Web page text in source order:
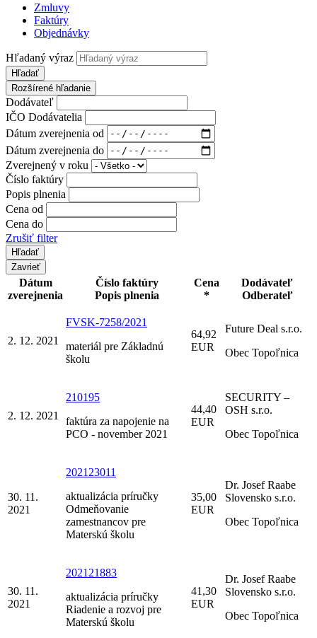
Zmluvy
Faktúry
Objednávky
Hľadaný výraz
Hľadať
Rozšírené hľadanie
Dodávateľ
IČO Dodávatelia
Dátum zverejnenia od
Dátum zverejnenia do
Zverejnený v roku
Číslo faktúry
Popis plnenia
Cena od
Cena do
Zrušiť filter
Zavrieť
Dátum
zverejnenia
Číslo faktúry
Popis plnenia
Cena
*
Dodávateľ
Odberateľ
2. 12. 2021
FVSK-7258/2021
materiál pre Základnú
školu
64,92
EUR
Future Deal s.r.o.
Obec Topoľnica
2. 12. 2021
210195
faktúra za napojenie na
PCO - november 2021
44,40
EUR
SECURITY –
OSH s.r.o.
Obec Topoľnica
30. 11.
2021
202123011
aktualizácia príručky
Odmeňovanie
zamestnancov pre
Materskú školu
35,00
EUR
Dr. Josef Raabe
Slovensko s.r.o.
Obec Topoľnica
30. 11.
2021
202121883
aktualizácia príručky
Riadenie a rozvoj pre
Materskú školu
41,30
EUR
Dr. Josef Raabe
Slovensko s.r.o.
Obec Topoľnica